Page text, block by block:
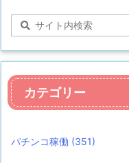
カテゴリー
パチンコ稼働 (351)